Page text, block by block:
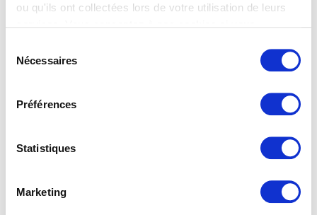
ou qu'ils ont collectées lors de votre utilisation de leurs
Nécessaires
Préférences
Statistiques
Marketing